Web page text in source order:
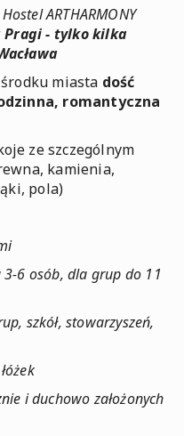
ARTHARMONY
Pragi - tylko kilka
miasta dość
romantyczna
ze szczególnym
kamienia,
pola)
3-6 osób, dla grup do 11
szkół, stowarzyszeń,
i duchowo założonych